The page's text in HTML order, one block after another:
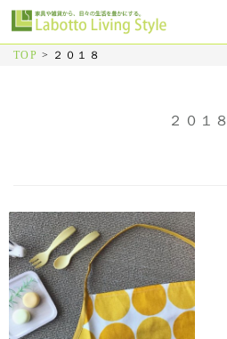
TOP > ２０１８
２０１８